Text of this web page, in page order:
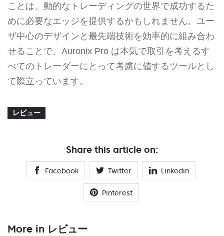
ことは、動的なトレーディングの世界で成功するた
めに必要なエッジを提供するかもしれません。ユー
ザ中心のデザインと最先端技術を効率的に組み合わ
せることで、Auronix Pro は本気で取引を考えるす
べてのトレーダーにとって考慮に値するツールとし
て際立っています。
レビュー
Share this article on:
Facebook Twitter Linkedin
Pinterest
More in レビュー